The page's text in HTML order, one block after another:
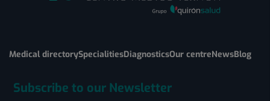
Medical directorySpecialitiesDiagnosticsOur centreNewsBlog
Subscribe to our Newsletter